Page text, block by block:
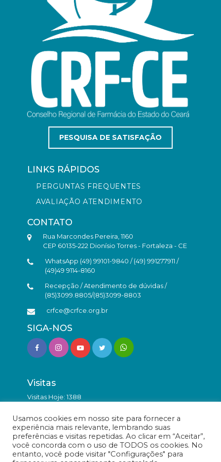
PESQUISA DE SATISFAÇÃO
LINKS RÁPIDOS
PERGUNTAS FREQUENTES
AVALIAÇÃO ATENDIMENTO
CONTATO
Rua Marcondes Pereira, 1160
CEP 60135-222 Dionísio Torres - Fortaleza - CE
WhatsApp (49) 99101-9840 / (49) 991277911 /
(49)49 9114-8160
Recepção / Atendimento de dúvidas /
(85)3099.8805/(85)3099-8803
crfce@crfce.org.br
SIGA-NOS
Visitas
Visitas Hoje: 1388
Usamos cookies em nosso site para fornecer a
experiência mais relevante, lembrando suas
preferências e visitas repetidas. Ao clicar em “Aceitar”,
você concorda com o uso de TODOS os cookies. No
entanto, você pode visitar "Configurações" para